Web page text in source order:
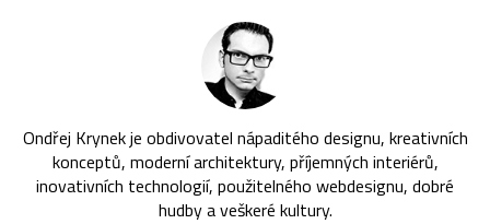
Ondřej Krynek je obdivovatel nápaditého designu, kreativních
konceptů, moderní architektury, příjemných interiérů,
inovativních technologií, použitelného webdesignu, dobré
hudby a veškeré kultury.